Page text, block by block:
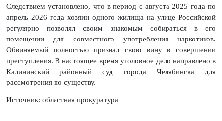
Следствием установлено, что в период с августа 2025 года по
апрель 2026 года хозяин одного жилища на улице Российской
регулярно позволял своим знакомым собираться в его
помещении для совместного употребления наркотиков.
Обвиняемый полностью признал свою вину в совершении
преступления. В настоящее время уголовное дело направлено в
Калининский районный суд города Челябинска для
рассмотрения по существу.
Источник: областная прокуратура